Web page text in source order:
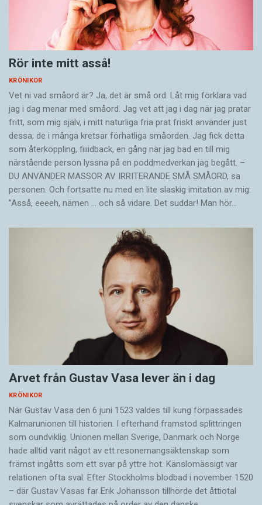
Rör inte mitt asså!
KRÖNIKOR
Vet ni vad småord är? Ja, det är små ord. Låt mig förklara vad
jag i dag menar med småord. Jag vet att jag i dag när jag pratar
fritt, som mig själv, i mitt naturliga fria prat friskt använder just
dessa; de i många kretsar förhatliga småorden. Jag fick detta
som återkoppling, fiiiidback, en gång när jag bad en till mig
närstående person lyssna på en poddmedverkan jag begått. –
DU ANVÄNDER MASSOR AV IRRITERANDE SMÅ SMÅORD, sa
personen. Och fortsatte nu med en lite slaskig imitation av mig:
”Asså, eeeeh, nämen … och så vidare. Det suddar! Man hör…
Arvet från Gustav Vasa lever än i dag
KRÖNIKOR
När Gustav Vasa den 6 juni 1523 ­valdes till kung förpassades
Kalmar­unionen till historien. I efterhand framstod splittringen
som ound­viklig. ­Unionen ­mellan Sverige, Danmark och ­Norge
hade alltid varit något av ett resonemangs­äkten­skap som
främst ingåtts som ett svar på yttre hot. ­Känslomässigt var
rela­tionen ofta sval. Efter Stockholms blodbad i novem­ber 1520
– där Gustav ­Vasas far Erik ­Johans­son tillhörde det åttiotal